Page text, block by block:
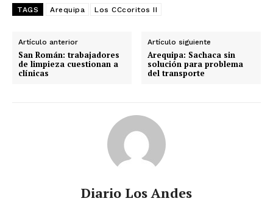
TAGS Arequipa Los CCcoritos II
Artículo anterior
San Román: trabajadores
de limpieza cuestionan a
clínicas
Artículo siguiente
Arequipa: Sachaca sin
solución para problema
del transporte
Diario Los Andes